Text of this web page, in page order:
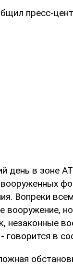
пресс-
день в зоне
Вопреки
вооружение,
незаконные
говорится в